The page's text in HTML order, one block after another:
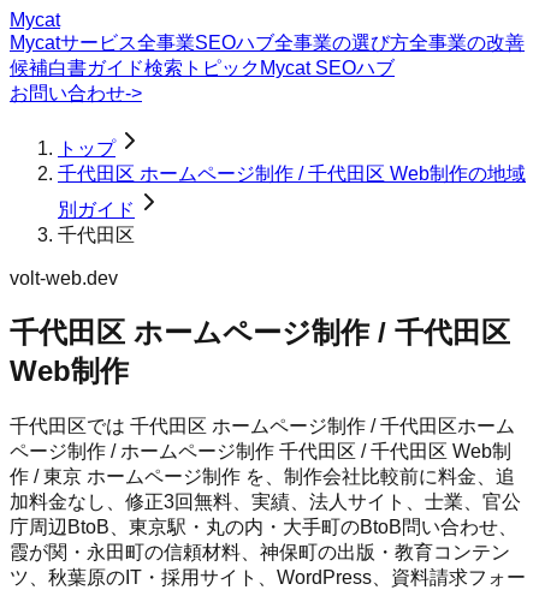
Mycat
Mycatサービス全事業SEOハブ全事業の選び方全事業の改善
候補白書ガイド検索トピック Mycat SEOハブ
お問い合わせ->
トップ
千代田区 ホームページ制作 / 千代田区 Web制作の地域
別ガイド
千代田区
volt-web.dev
千代田区 ホームページ制作 / 千代田区
Web制作
千代田区では 千代田区 ホームページ制作 / 千代田区ホーム
ページ制作 / ホームページ制作 千代田区 / 千代田区 Web制
作 / 東京 ホームページ制作 を、制作会社比較前に料金、追
加料金なし、修正3回無料、実績、法人サイト、士業、官公
庁周辺BtoB、東京駅・丸の内・大手町のBtoB問い合わせ、
霞が関・永田町の信頼材料、神保町の出版・教育コンテン
ツ、秋葉原のIT・採用サイト、WordPress、資料請求フォー